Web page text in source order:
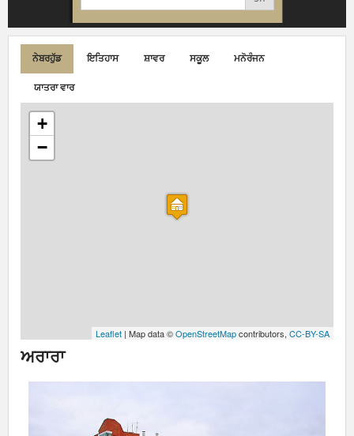
ਨੇਬਰਹੁੱਡ ਇਤਿਹਾਸ ਸ਼ਾਵਰ ਸਕੂਲ ਮਨੋਰੰਜਨ
ਯਾਤਰਾ ਵਾਰ
+
−
Leaflet | Map data ©OpenStreetMapcontributors, CC-BY-SA
ਅਰਾਰਾ